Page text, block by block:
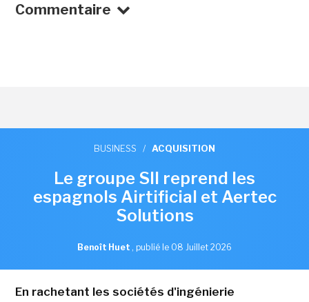
Commentaire
BUSINESS / ACQUISITION
Le groupe SII reprend les
espagnols Airtificial et Aertec
Solutions
Benoît Huet , publié le 08 Juillet 2026
En rachetant les sociétés d'ingénierie